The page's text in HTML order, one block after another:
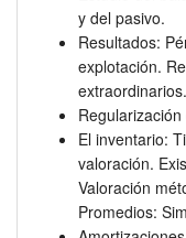
y del pasivo.
Resultados:
explotación.
El inventario:
valoración.
Valoración
Promedios: